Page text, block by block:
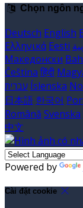
Chọn ngôn
Deutsch English
Ελληνικά Eesti
Македонски
Čeština हिंदी
עברית Íslenska
日本語 한국어
Română Svenska
中文
Powered by
Cài đặt cookie